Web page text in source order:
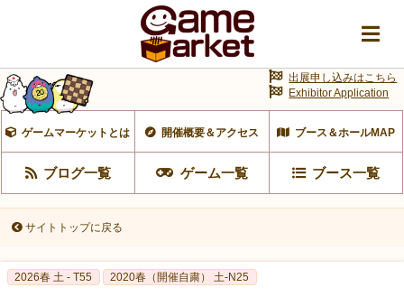
ゲームマーケットとは 開催概要＆アクセス ブース＆ホールMAP
ブログ一覧 ゲーム一覧 ブース一覧
出展申し込みはこちら
Exhibitor Application
サイトトップに戻る
2026春 土 - T55 2020春（開催自粛） 土-N25